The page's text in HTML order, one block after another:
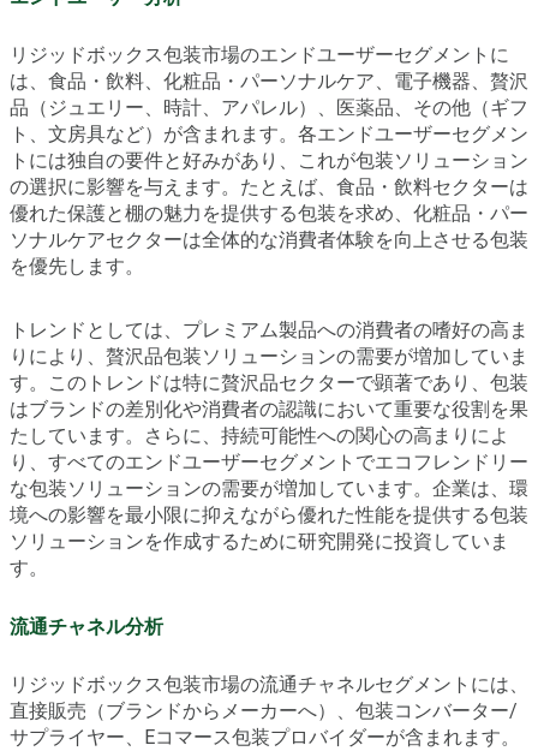
リジッドボックス包装市場のエンドユーザーセグメントに
は、食品・飲料、化粧品・パーソナルケア、電子機器、贅沢
品（ジュエリー、時計、アパレル）、医薬品、その他（ギフ
ト、文房具など）が含まれます。各エンドユーザーセグメン
トには独自の要件と好みがあり、これが包装ソリューション
の選択に影響を与えます。たとえば、食品・飲料セクターは
優れた保護と棚の魅力を提供する包装を求め、化粧品・パー
ソナルケアセクターは全体的な消費者体験を向上させる包装
を優先します。
トレンドとしては、プレミアム製品への消費者の嗜好の高ま
りにより、贅沢品包装ソリューションの需要が増加していま
す。このトレンドは特に贅沢品セクターで顕著であり、包装
はブランドの差別化や消費者の認識において重要な役割を果
たしています。さらに、持続可能性への関心の高まりによ
り、すべてのエンドユーザーセグメントでエコフレンドリー
な包装ソリューションの需要が増加しています。企業は、環
境への影響を最小限に抑えながら優れた性能を提供する包装
ソリューションを作成するために研究開発に投資していま
す。
流通チャネル分析
リジッドボックス包装市場の流通チャネルセグメントには、
直接販売（ブランドからメーカーへ）、包装コンバーター/
サプライヤー、Eコマース包装プロバイダーが含まれます。